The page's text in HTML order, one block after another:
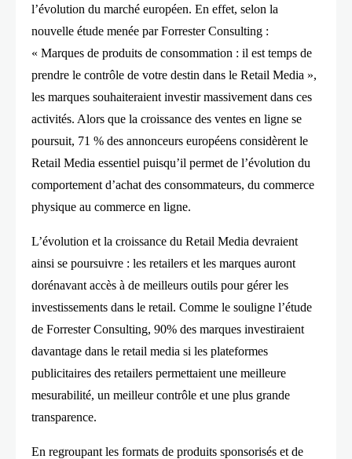
l’évolution du marché européen. En effet, selon la
nouvelle étude menée par Forrester Consulting :
« Marques de produits de consommation : il est temps de
prendre le contrôle de votre destin dans le Retail Media »,
les marques souhaiteraient investir massivement dans ces
activités. Alors que la croissance des ventes en ligne se
poursuit, 71 % des annonceurs européens considèrent le
Retail Media essentiel puisqu’il permet de l’évolution du
comportement d’achat des consommateurs, du commerce
physique au commerce en ligne.
L’évolution et la croissance du Retail Media devraient
ainsi se poursuivre : les retailers et les marques auront
dorénavant accès à de meilleurs outils pour gérer les
investissements dans le retail. Comme le souligne l’étude
de Forrester Consulting, 90% des marques investiraient
davantage dans le retail media si les plateformes
publicitaires des retailers permettaient une meilleure
mesurabilité, un meilleur contrôle et une plus grande
transparence.
En regroupant les formats de produits sponsorisés et de